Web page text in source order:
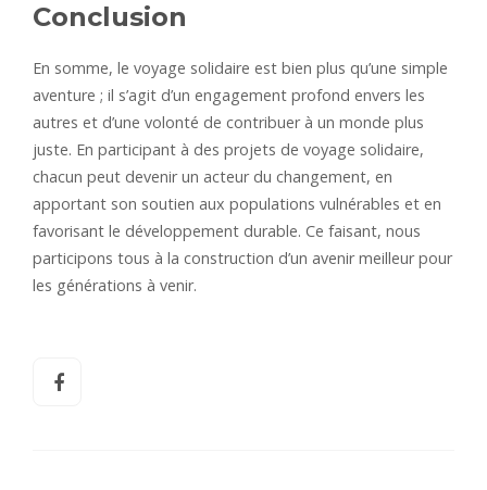
Conclusion
En somme, le voyage solidaire est bien plus qu’une simple
aventure ; il s’agit d’un engagement profond envers les
autres et d’une volonté de contribuer à un monde plus
juste. En participant à des projets de voyage solidaire,
chacun peut devenir un acteur du changement, en
apportant son soutien aux populations vulnérables et en
favorisant le développement durable. Ce faisant, nous
participons tous à la construction d’un avenir meilleur pour
les générations à venir.